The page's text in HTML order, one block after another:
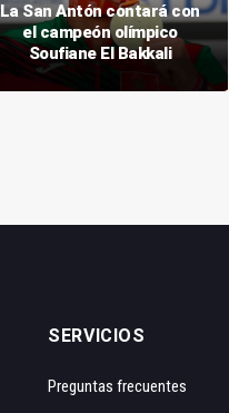
La San Antón contará con
el campeón olímpico
Soufiane El Bakkali
SERVICIOS
Preguntas frecuentes